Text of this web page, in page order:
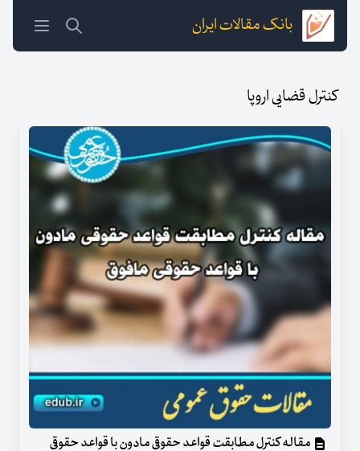
بانک مقالات ایران
کنترل قضایی اروپا
مقاله کنترل مطابقت قواعد حقوقی مادون با قواعد حقوقی